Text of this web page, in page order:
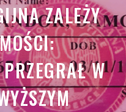
ZALEŻY
W